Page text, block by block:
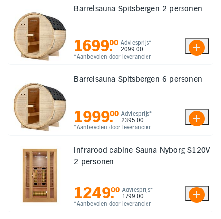
Barrelsauna Spitsbergen 2 personen
Adviesprijs*
2099.00
*Aanbevolen door leverancier
1699.
00
Barrelsauna Spitsbergen 6 personen
Adviesprijs*
2395.00
*Aanbevolen door leverancier
1999.
00
Infrarood cabine Sauna Nyborg S120V
2 personen
Adviesprijs*
1799.00
*Aanbevolen door leverancier
1249.
00